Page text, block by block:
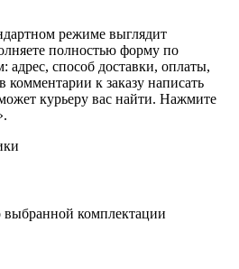
режиме выглядит
полностью форму по
адрес, способ доставки, оплаты,
комментарии к заказу написать
курьеру вас найти. Нажмите
выбранной комплектации